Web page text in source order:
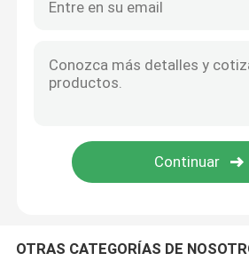
Máquina de moldear rotatoria
OTRAS CATEGORÍAS DE